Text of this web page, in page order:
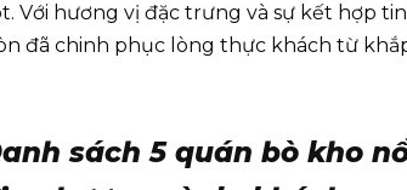
Với hương vị đặc trưng và sự kết hợp
đã chinh phục lòng thực khách từ
sách 5 quán bò kho